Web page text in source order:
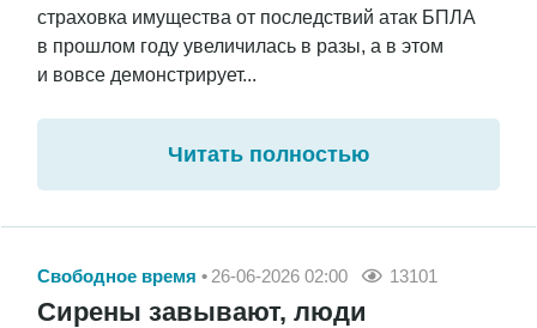
страховка имущества от последствий атак БПЛА
в прошлом году увеличилась в разы, а в этом
и вовсе демонстрирует...
Читать полностью
Свободное время 26-06-2026 02:00 13101
Сирены завывают, люди